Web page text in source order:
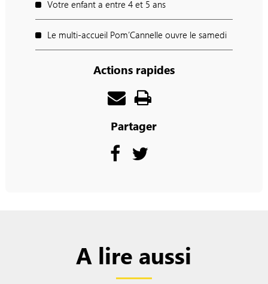
Votre enfant a entre 4 et 5 ans
Le multi-accueil Pom’Cannelle ouvre le samedi
Actions rapides
Partager
A lire aussi